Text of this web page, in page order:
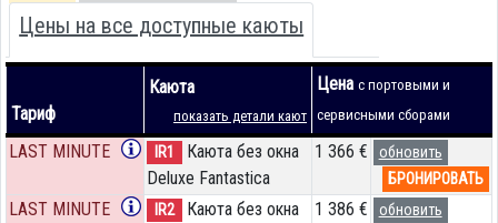
Цены на все доступные каюты
Тариф
Каюта
показать детали кают
Цена с портовыми и
сервисными сборами
LAST MINUTE IR1
Каюта без окна
Deluxe Fantastica
1 366 €
обновить
БРОНИРОВАТЬ
LAST MINUTE IR2
Каюта без окна
1 386 €
обновить